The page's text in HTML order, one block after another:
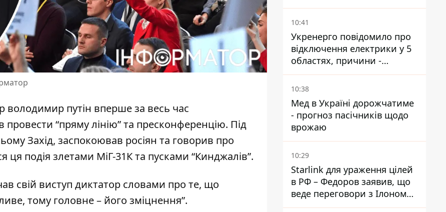
володимир путін вперше за весь час
провести “пряму лінію” та пресконференцію. Під
Захід, заспокоював росіян та говорив про
ця подія злетами МіГ-31К та пусками “Кинджалів”.
свій виступ диктатор словами про те, що
тому головне – його зміцнення”.
удари по місту
10:41
Укренерго повідомило про
відключення електрики у 5
областях, причини -
обстріли та спека
10:38
Мед в Україні дорожчатиме
- прогноз пасічників щодо
врожаю
10:29
Starlink для ураження цілей
в РФ – Федоров заявив, що
веде переговори з Ілоном
Маском